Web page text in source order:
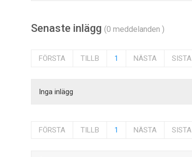
Senaste inlägg(0 meddelanden )
FÖRSTA TILLB 1 NÄSTA SISTA
Inga inlägg
FÖRSTA TILLB 1 NÄSTA SISTA